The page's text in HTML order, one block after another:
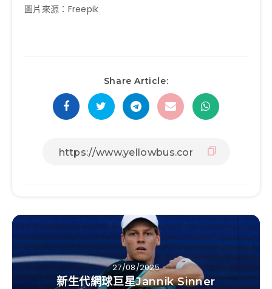
圖片來源：Freepik
Share Article:
27/08/2025
新生代網球巨星Jannik Sinner